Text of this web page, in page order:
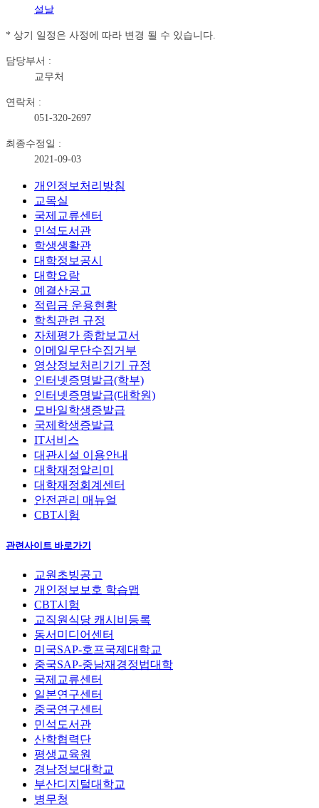
설날
* 상기 일정은 사정에 따라 변경 될 수 있습니다.
담당부서 :
교무처
연락처 :
051-320-2697
최종수정일 :
2021-09-03
개인정보처리방침
교목실
국제교류센터
민석도서관
학생생활관
대학정보공시
대학요람
예결산공고
적립금 운용현황
학칙관련 규정
자체평가 종합보고서
이메일무단수집거부
영상정보처리기기 규정
인터넷증명발급(학부)
인터넷증명발급(대학원)
모바일학생증발급
국제학생증발급
IT서비스
대관시설 이용안내
대학재정알리미
대학재정회계센터
안전관리 매뉴얼
CBT시험
관련사이트 바로가기
교원초빙공고
개인정보보호 학습맵
CBT시험
교직원식당 캐시비등록
동서미디어센터
미국SAP-호프국제대학교
중국SAP-중남재경정법대학
국제교류센터
일본연구센터
중국연구센터
민석도서관
산학협력단
평생교육원
경남정보대학교
부산디지털대학교
병무청